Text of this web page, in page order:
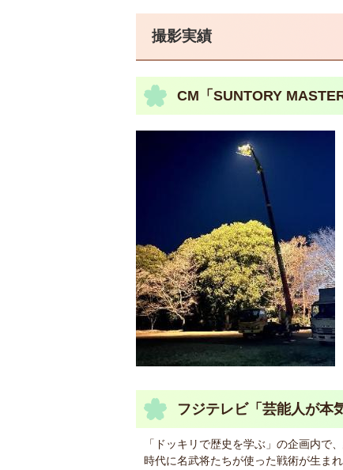
撮影実績
CM「SUNTORY
フジテレビ「芸能人が本
「ドッキリで歴史を学ぶ」の企画内で
時代に名武将たちが使った戦術が生ま